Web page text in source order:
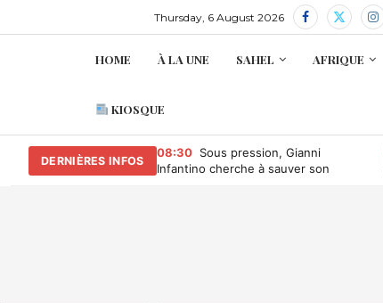
Thursday, 6 August 2026
HOME À LA UNE SAHEL AFRIQUE
KIOSQUE
DERNIÈRES INFOS
08:30 Sous pression, Gianni
Infantino cherche à sauver son